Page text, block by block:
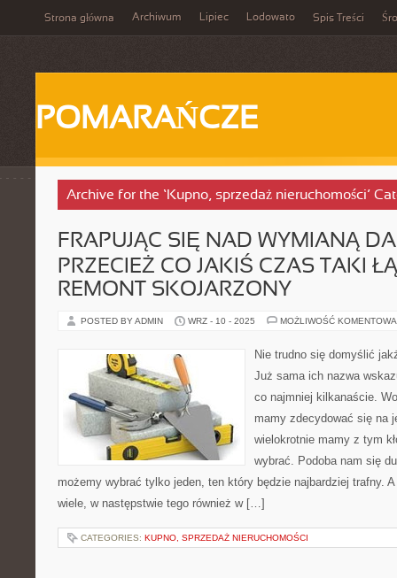
Strona główna Archiwum Lipiec Lodowato Spis Treści
POMARAŃCZE
Archive for the ‘Kupno, sprzedaż nieruchomości’
FRAPUJĄC SIĘ NAD WYMIANĄ
PRZECIEŻ CO JAKIŚ CZAS TAKI
REMONT SKOJARZONY
POSTED BY ADMIN WRZ - 10 - 2025 MOŻLIWOŚĆ
Nie trudno się domyślić
Już sama ich nazwa
co najmniej kilkanaście.
mamy zdecydować się na
wielokrotnie mamy z tym
wybrać. Podoba nam się
możemy wybrać tylko jeden, ten który będzie najbardziej trafny.
wiele, w następstwie tego również w […]
CATEGORIES: KUPNO, SPRZEDAŻ NIERUCHOMOŚCI